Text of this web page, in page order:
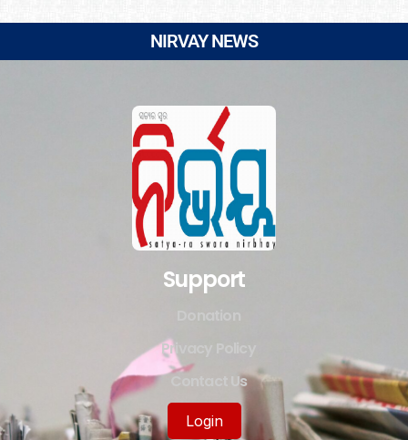
NIRVAY NEWS
Support
Privacy Policy
Contact Us
Login